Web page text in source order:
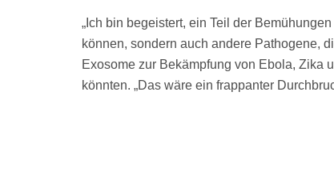
„Ich bin begeistert, ein Teil der
können, sondern auch andere Pathogene,
Exosome zur Bekämpfung von Ebola, Zika
könnten. „Das wäre ein frappanter